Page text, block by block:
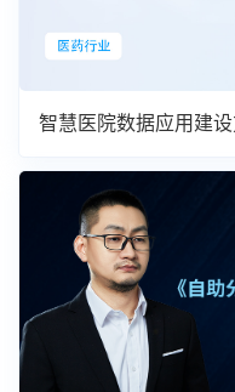
智慧医院数据应用建